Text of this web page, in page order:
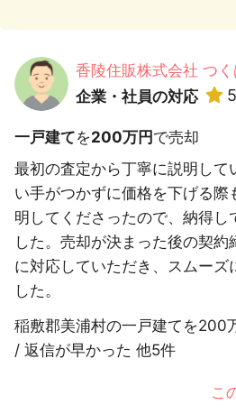
香陵住販株式会社 つ
企業・社員の対応
一戸建てを200万円 で売却
最初の査定から丁寧に説明して
い手がつかずに価格を下げる際
明してくださったので、納得し
した。売却が決まった後の契
に対応していただき、スムーズ
した。
稲敷郡美浦村の一戸建てを200
/ 返信が早かった 他5件
こ